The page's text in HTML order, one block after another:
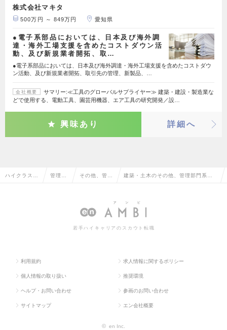
株式会社マキタ
500万円 ～ 849万円 愛知県
●電子系部品においては、日本及び海外調
達・海外工場支援を含めたコストダウン活
動、及び新規業者開拓、取…
●電子系部品においては、日本及び海外調達・海外工場支援を含めたコストダウ
ン活動、及び新規業者開拓、取引先の管理、新製品、…
会社概要
サマリー:≪工具のグローバルサプライヤー≫ 建築・建設・製造業な
どで使用する、電動工具、園芸用機器、エア工具の研究開発／設…
興味あり 詳細へ
ハイクラス求 管理部 その他、管理 建築・土木のその他、管理部門系の
若手ハイキャリアのスカウト転職
利用規約 求人情報に関するポリシー
個人情報の取り扱い 推奨環境
ヘルプ・お問い合わせ 参画のお問い合わせ
サイトマップ エン会社概要
© en Inc.